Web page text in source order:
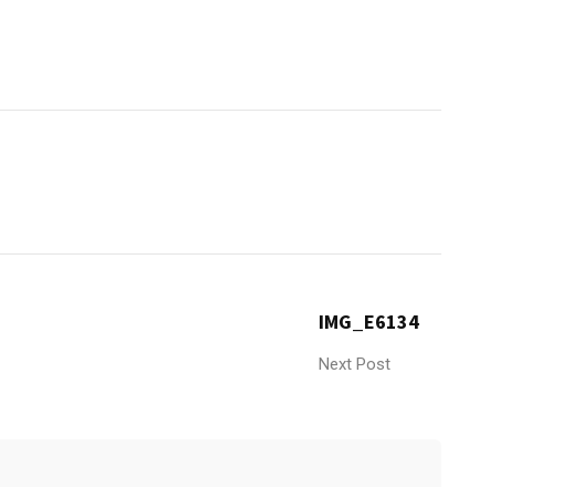
IMG_E6134
Next Post